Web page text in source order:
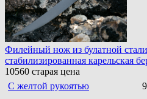
Филейный нож из булатной стали
стабилизированная карельская
10560 старая цена
С желтой рукоятью